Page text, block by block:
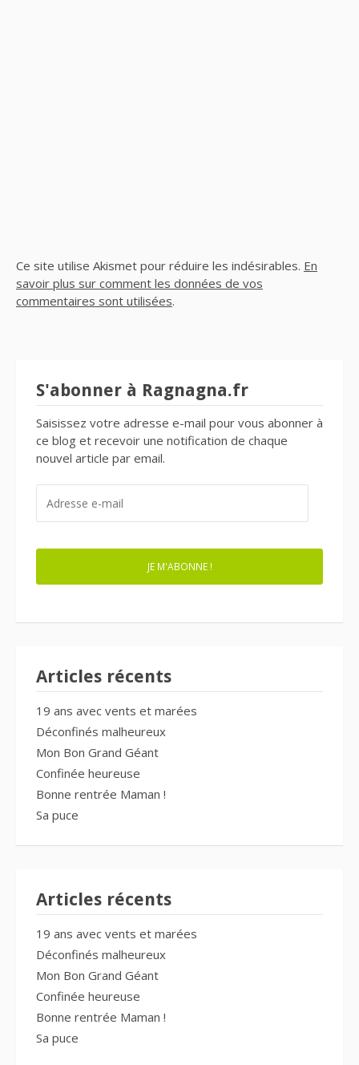
Ce site utilise Akismet pour réduire les indésirables. En
savoir plus sur comment les données de vos
commentaires sont utilisées.
S'abonner à Ragnagna.fr
Saisissez votre adresse e-mail pour vous abonner à
ce blog et recevoir une notification de chaque
nouvel article par email.
MAIL
JE M'ABONNE !
Articles récents
19 ans avec vents et marées
Déconfinés malheureux
Mon Bon Grand Géant
Confinée heureuse
Bonne rentrée Maman !
Sa puce
Articles récents
19 ans avec vents et marées
Déconfinés malheureux
Mon Bon Grand Géant
Confinée heureuse
Bonne rentrée Maman !
Sa puce